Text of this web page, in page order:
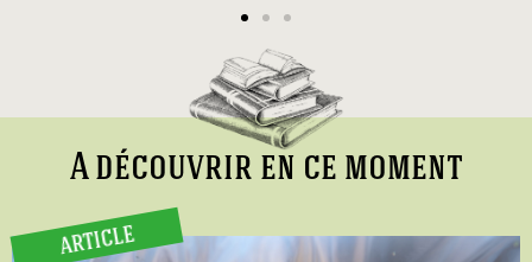
A découvrir en ce moment
ARTICLE